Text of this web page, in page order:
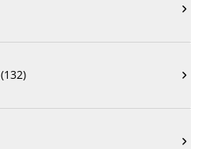

(132) 
